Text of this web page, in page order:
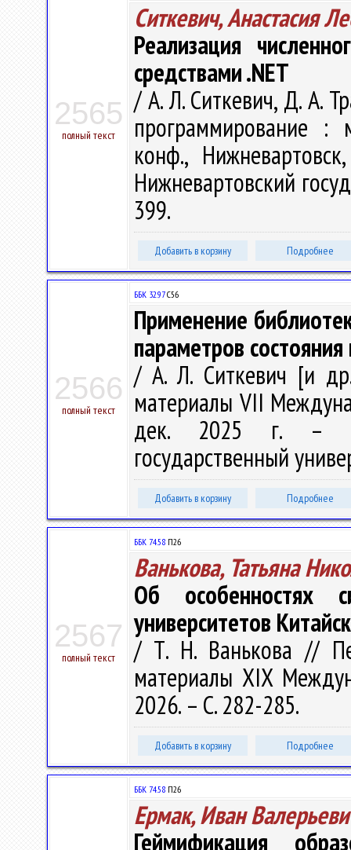
2565
полный текст
Ситкевич, Анастасия
Реализация
средствами .NET
/ А. Л. Ситкевич, Д. А.
программирование :
конф.,
Нижневартовский
399.
Добавить в корзину Подробнее
2566
полный текст
ББК 32.97С56
Применение
параметров
/ А. Л. Ситкевич [и
материалы VII
дек. 2025 г. –
государственный
Добавить в корзину Подробнее
2567
полный текст
ББК 74.58 П26
Ванькова, Татьяна
Об особенностях
университетов
/ Т. Н. Ванькова //
материалы XIX
2026. – С. 282-285.
Добавить в корзину Подробнее
ББК 74.58 П26
Ермак, Иван
Геймификация